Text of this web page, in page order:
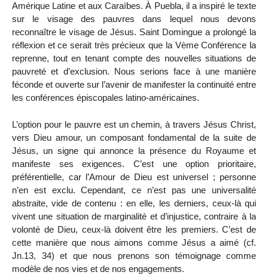
Amérique Latine et aux Caraïbes. À Puebla, il a inspiré le texte
sur le visage des pauvres dans lequel nous devons
reconnaître le visage de Jésus. Saint Domingue a prolongé la
réflexion et ce serait très précieux que la Vème Conférence la
reprenne, tout en tenant compte des nouvelles situations de
pauvreté et d’exclusion. Nous serions face à une manière
féconde et ouverte sur l’avenir de manifester la continuité entre
les conférences épiscopales latino-américaines.
L’option pour le pauvre est un chemin, à travers Jésus Christ,
vers Dieu amour, un composant fondamental de la suite de
Jésus, un signe qui annonce la présence du Royaume et
manifeste ses exigences. C’est une option prioritaire,
préférentielle, car l’Amour de Dieu est universel ; personne
n’en est exclu. Cependant, ce n’est pas une universalité
abstraite, vide de contenu : en elle, les derniers, ceux-là qui
vivent une situation de marginalité et d’injustice, contraire à la
volonté de Dieu, ceux-là doivent être les premiers. C’est de
cette manière que nous aimons comme Jésus a aimé (cf.
Jn.13, 34) et que nous prenons son témoignage comme
modèle de nos vies et de nos engagements.